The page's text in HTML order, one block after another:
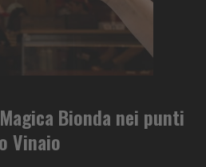
Bionda nei punti
Vinaio